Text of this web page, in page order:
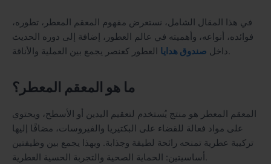
في هذا المقال الشامل، نستعرض مفهوم المعقم المعطر، تطوره،
فوائده، أنواعه، وأهميته في عالم العطور، إضافة إلى دوره الحديث
داخل صندوق هدايا العطور كعنصر يجمع بين العملية والأناقة.
ما هو المعقم المعطر؟
المعقم المعطر هو منتج يُستخدم لتعقيم اليدين أو الأسطح، ويحتوي
على مواد فعالة للقضاء على البكتيريا والفيروسات، مضافًا إليها
تركيبة عطرية تمنحه رائحة لطيفة وجذابة. وبهذا يجمع بين وظيفتين
أساسيتين: الحماية الصحية والتجربة الحسية العطرية.